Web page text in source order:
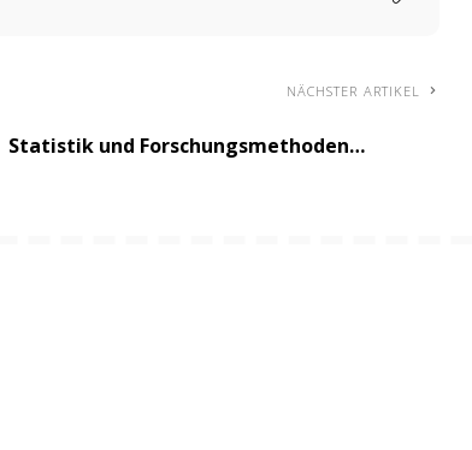
NÄCHSTER ARTIKEL
Statistik und Forschungsmethoden…